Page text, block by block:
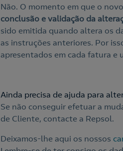
Não. O momento em que o
conclusão e validação da
sido emitida quando altera os
as instruções anteriores. Por
apresentados em cada fatura e
Ainda precisa de ajuda para
Se não conseguir efetuar a
de Cliente, contacte a Repsol.
Deixamos-lhe aqui os nossos